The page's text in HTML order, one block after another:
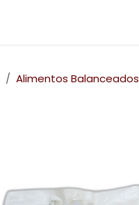
Alimentos Balanceados